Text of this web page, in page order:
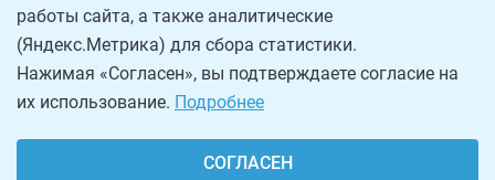
работы сайта, а также аналитические
(Яндекс.Метрика) для сбора статистики.
Нажимая «Согласен», вы подтверждаете согласие на
их использование. Подробнее
СОГЛАСЕН